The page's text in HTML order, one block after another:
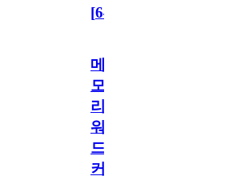
[64
메
모
리
워
드
커